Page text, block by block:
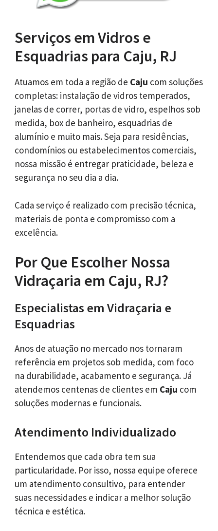
Serviços em Vidros e
Esquadrias para Caju, RJ
Atuamos em toda a região de Caju com soluções
completas: instalação de vidros temperados,
janelas de correr, portas de vidro, espelhos sob
medida, box de banheiro, esquadrias de
alumínio e muito mais. Seja para residências,
condomínios ou estabelecimentos comerciais,
nossa missão é entregar praticidade, beleza e
segurança no seu dia a dia.
Cada serviço é realizado com precisão técnica,
materiais de ponta e compromisso com a
excelência.
Por Que Escolher Nossa
Vidraçaria em Caju, RJ?
Especialistas em Vidraçaria e
Esquadrias
Anos de atuação no mercado nos tornaram
referência em projetos sob medida, com foco
na durabilidade, acabamento e segurança. Já
atendemos centenas de clientes em Caju com
soluções modernas e funcionais.
Atendimento Individualizado
Entendemos que cada obra tem sua
particularidade. Por isso, nossa equipe oferece
um atendimento consultivo, para entender
suas necessidades e indicar a melhor solução
técnica e estética.